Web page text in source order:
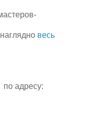
весь
адресу: